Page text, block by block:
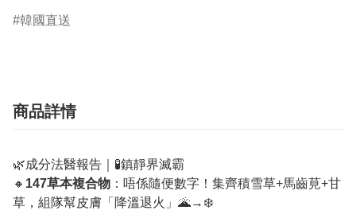
韓國直送
商品詳情
🌿成分法醫報告｜🧪鎮靜界滅霸
🔸 147草本複合物 ：唔係隨便數字！集齊積雪草+馬齒莧+甘
草，組隊幫皮膚「降溫退火」🌋→❄️